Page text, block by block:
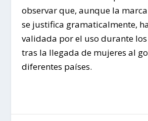
observar que, aunque la
se justifica gramaticalmente,
validada por el uso durante
tras la llegada de mujeres al
diferentes países.